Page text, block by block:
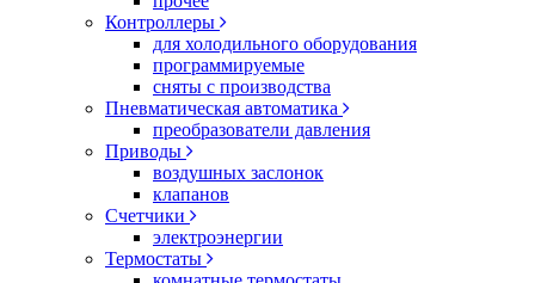
Контроллеры
для холодильного оборудования
программируемые
сняты с производства
Пневматическая автоматика
преобразователи давления
Приводы
воздушных заслонок
клапанов
Счетчики
электроэнергии
Термостаты